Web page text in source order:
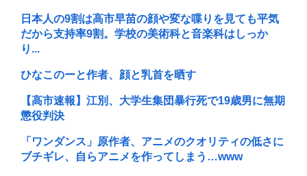
日本人の9割は高市早苗の顔や変な喋りを見ても平気
だから支持率9割。学校の美術科と音楽科はしっか
り...
ひなこのーと作者、顔と乳首を晒す
【高市速報】江別、大学生集団暴行死で19歳男に無期
懲役判決
「ワンダンス」原作者、アニメのクオリティの低さに
ブチギレ、自らアニメを作ってしまう…www